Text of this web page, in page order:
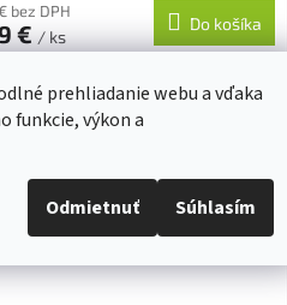
prehliadanie webu a vďaka
funkcie, výkon a
Odmietnuť Súhlasím
bez DPH
€/ ks
Do košíka
žiarovka Classic sviečka / E14 / 6,5 W
/ 806 lm / Studená biela